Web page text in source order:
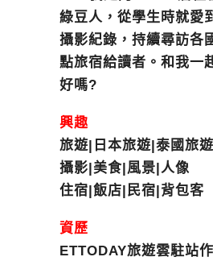
綠豆人，從學生時就愛
攝影紀錄，持續尋訪各
點旅宿給讀者。和我一
好嗎?
興趣
旅遊|日本旅遊|泰國旅
攝影|美食|風景|人像
住宿|飯店|民宿|背包客
資歷
ETTODAY旅遊雲駐站